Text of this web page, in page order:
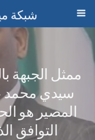
شبكة
ممثل الجبهة
سيدي محمد
المصير هو
التوافق